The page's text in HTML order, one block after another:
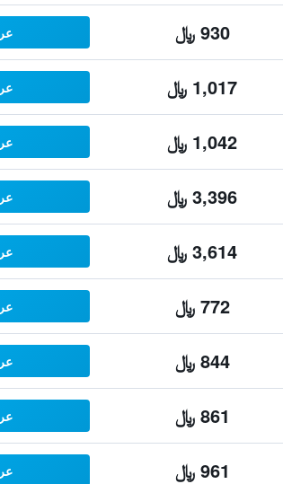
930 ﷼
1,017 ﷼
1,042 ﷼
3,396 ﷼
3,614 ﷼
772 ﷼
844 ﷼
861 ﷼
961 ﷼